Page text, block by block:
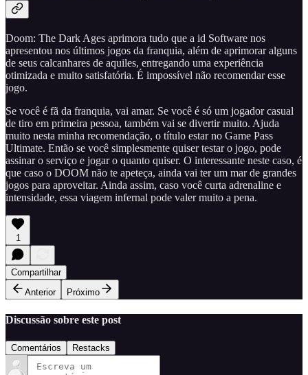
Doom: The Dark Ages aprimora tudo que a id Software nos
apresentou nos últimos jogos da franquia, além de aprimorar alguns
de seus calcanhares de aquiles, entregando uma experiência
otimizada e muito satisfatória. É impossível não recomendar esse
jogo.
Se você é fã da franquia, vai amar. Se você é só um jogador casual
de tiro em primeira pessoa, também vai se divertir muito. Ajuda
muito nesta minha recomendação, o título estar no Game Pass
Ultimate. Então se você simplesmente quiser testar o jogo, pode
assinar o serviço e jogar o quanto quiser. O interessante neste caso, é
que caso o DOOM não te apeteça, ainda vai ter um mar de grandes
jogos para aproveitar. Ainda assim, caso você curta adrenaline e
intensidade, essa viagem infernal pode valer muito a pena.
1
Compartilhar
Anterior
Próximo
Discussão sobre este post
Comentários Restacks